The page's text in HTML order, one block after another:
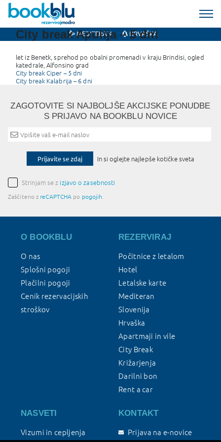
MEDITERAN HRVAŠKA
City break Apulija – 5 dni
let iz Benetk, sprehod po obalni promenadi v kraju Brindisi, ogled
katedrale, Alfonsino grad
Post
navigation
City break Ciper – 5 dni
City break Kalabrija – 6 dni
ZAGOTOVITE SI NAJBOLJŠE AKCIJSKE PONUDBE
S PRIJAVO NA BOOKBLU NOVICE
Prijavite se zdaj In si oglejte najlepše kotičke sveta
Strinjam se z izjavo o zasebnosti
Zaščiteno z reCAPTCHA po pogojih
O BOOKBLU
O nas
Splošni pogoji
Plačilni pogoji
Cenik rezervacijskih
stroškov
NASVETI
Vizumi in cepljenja
REZERVIRAJ
Počitnice z letalom
Hotel
Letalske karte
Mediteran
Slovenija
Hrvaška
Apartmaji in vile
City Break
Križarjenja
Darilni bon
Rent a car
KONTAKT
Prijava na e-novice